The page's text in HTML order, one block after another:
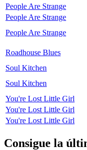
People Are Strange
People Are Strange
People Are Strange
Roadhouse Blues
Soul Kitchen
Soul Kitchen
You're Lost Little Girl
You're Lost Little Girl
You're Lost Little Girl
Consigue la